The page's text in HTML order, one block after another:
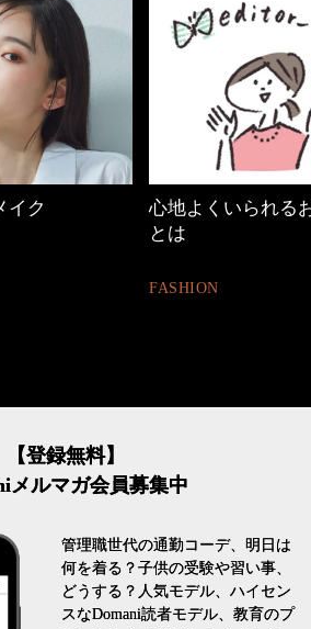
るおしゃれ
働く女性のバッグ
【登録無料】
メルマガ会員募集中
管理職世代の通勤コーデ、明日は
何を着る？子供の受験や習い事、
どうする？人気モデル、ハイセン
スなDomani読者モデル、教育のプ